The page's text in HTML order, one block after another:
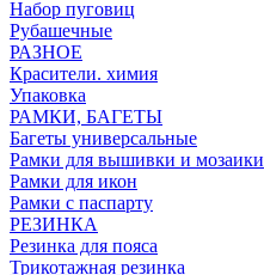
Набор пуговиц
Рубашечные
РАЗНОЕ
Красители. химия
Упаковка
РАМКИ, БАГЕТЫ
Багеты универсальные
Рамки для вышивки и мозаики
Рамки для икон
Рамки с паспарту
РЕЗИНКА
Резинка для пояса
Трикотажная резинка